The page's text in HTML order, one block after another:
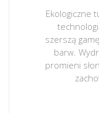
Ekologiczne
szerszą
barw.
promieni